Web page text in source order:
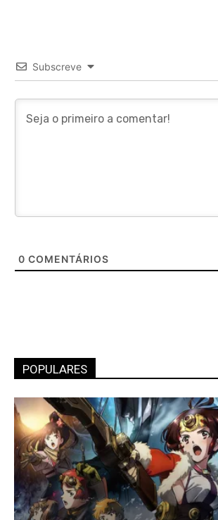
Subscreve
0 COMENTÁRIOS
POPULARES